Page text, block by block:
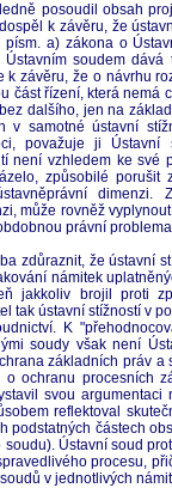
posoudil obsah
k závěru, že
a) zákona o
soudem
k závěru, že o návrhu
část řízení, která nemá
dalšího, jen na
v samotné ústavní
považuje ji Ústavní
není vzhledem ke své
způsobilé
dimenzi.
může rovněž
právní
zdůraznit, že ústavní
námitek
jakkoliv brojil proti
tak ústavní stížností v
K
soudy však není
základních práv
ochranu procesních
svou
reflektoval
podstatných částech
Ústavní soud
procesu,
v jednotlivých